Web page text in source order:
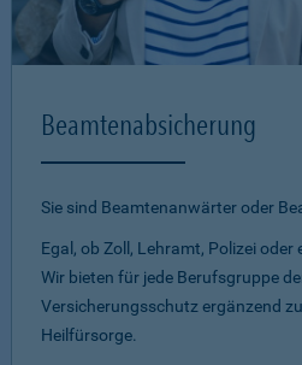
Beamtenabsicherung
Sie sind Beamtenanwärter oder
Egal, ob Zoll, Lehramt, Polizei
Wir bieten für jede Berufsgruppe
Versicherungsschutz ergänzend
Heilfürsorge.